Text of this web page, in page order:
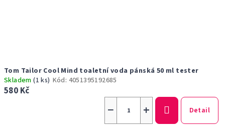
Tom Tailor Cool Mind toaletní voda pánská 50 ml tester
Skladem(1 ks) Kód: 4051395192685
580 Kč
+
− Detail